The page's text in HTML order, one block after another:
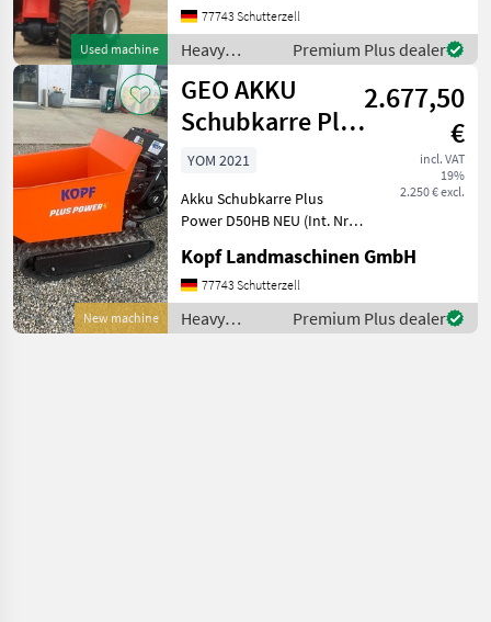
Used machine
Betriebsstunden 3, 10 m
Hubhöhe / Hubmast
Allradantrieb übe
77743 Schutterzell
Heavy
equipment/
construction
machines /
Toyo
Premium Plus dealer
New machine
GEO AKKU
Schubkarre Plus
Power D50HB
NEU
2.677,50
€
incl. VAT
19%
2.250 € excl.
YOM 2021
Akku Schubkarre Plus
Power D50HB NEU (Int. Nr.
Mini Dumper Baujahr 2021
Manufaktur: Plus Power
Modell: D50HB Engine: B+S
Net weight: 255,
Kopf Landmaschinen GmbH
77743 Schutterzell
Heavy
equipment/
Premium Plus dealer